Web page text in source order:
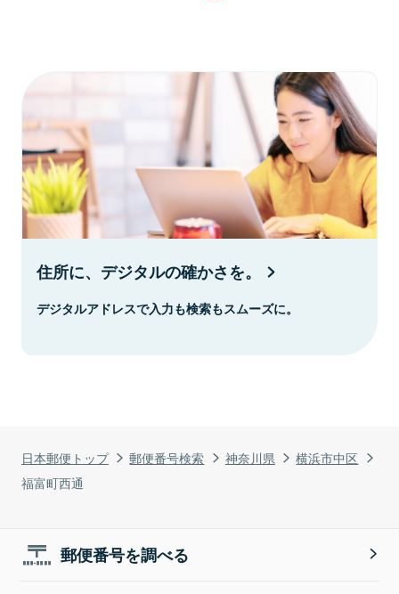
日本郵便トップ 郵便番号検索 神奈川県
横浜市中区
福富町西通
住所に、デジタルの確かさを。
デジタルアドレスで入力も検索もスムーズに。
郵便番号を調べる